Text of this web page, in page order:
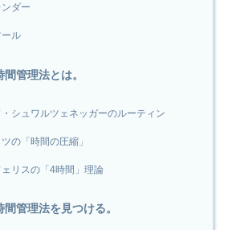
ダー
ル
管理法とは。
シュワルツェネッガーのルーティン
の「時間の圧縮」
リスの「4時間」理論
管理法を見つける。